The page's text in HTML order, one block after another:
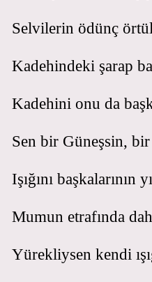
Selvilerin ödünç
Kadehindeki şarap
Kadehini onu da
Sen bir Güneşsin,
Işığını başkalarının
Mumun etrafında
Yürekliysen kendi